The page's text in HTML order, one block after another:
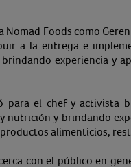
Foods como
a la entrega e
experiencia y
para el chef y activista
nutrición y brindando
alimenticios,
con el público en